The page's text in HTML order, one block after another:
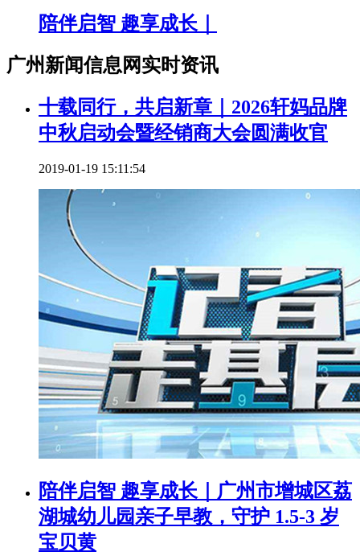
陪伴启智 趣享成长｜
广州新闻信息网实时资讯
十载同行，共启新章｜2026轩妈品牌
中秋启动会暨经销商大会圆满收官
2019-01-19 15:11:54
陪伴启智 趣享成长｜广州市增城区荔
湖城幼儿园亲子早教，守护 1.5-3 岁
宝贝黄